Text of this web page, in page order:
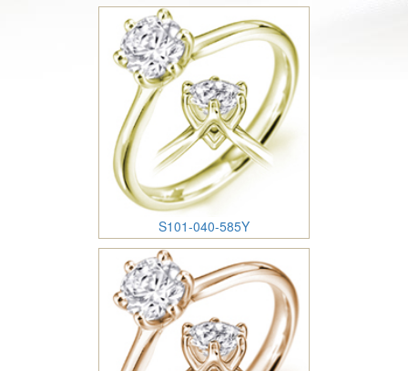
S101-040-585Y